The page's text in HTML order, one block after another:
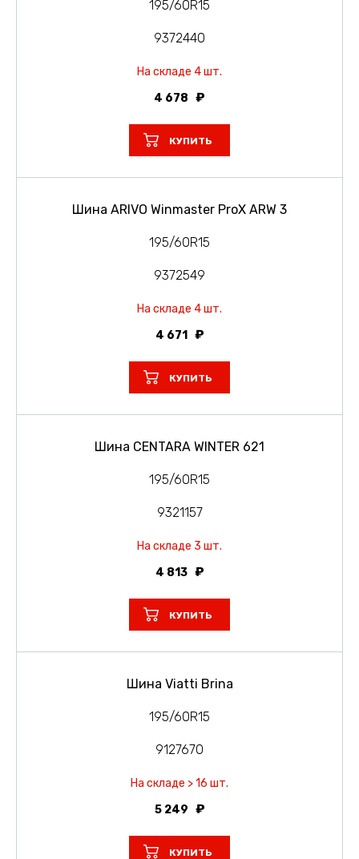
195/60R15
9372440
На складе 4 шт.
4 678
КУПИТЬ
Шина ARIVO Winmaster ProX ARW 3
195/60R15
9372549
На складе 4 шт.
4 671
КУПИТЬ
Шина CENTARA WINTER 621
195/60R15
9321157
На складе 3 шт.
4 813
КУПИТЬ
Шина Viatti Brina
195/60R15
9127670
На складе > 16 шт.
5 249
КУПИТЬ